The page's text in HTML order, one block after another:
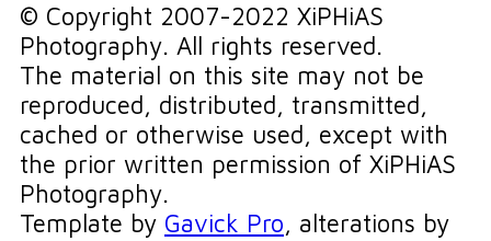
© Copyright 2007-2022 XiPHiAS
Photography. All rights reserved.
The material on this site may not be
reproduced, distributed, transmitted,
cached or otherwise used, except with
the prior written permission of XiPHiAS
Photography.
Template by Gavick Pro, alterations by